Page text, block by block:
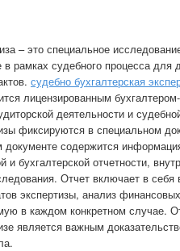
– это специальное
рамках судебного процесса для
судебно бухгалтерская
лицензированным
деятельности и
фиксируются в специальном
документе содержится
бухгалтерской отчетности,
Отчет включает в
экспертизы, анализ
в каждом конкретном случае.
является важным